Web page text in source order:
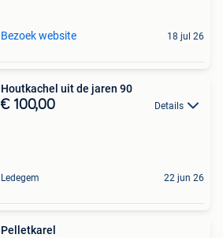
Bezoek website 18 jul 26
Houtkachel uit de jaren 90
€ 100,00 Details
Ledegem 22 jun 26
Pelletkarel